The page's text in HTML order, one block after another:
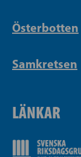
Österbotten
Samkretsen
LÄNKAR